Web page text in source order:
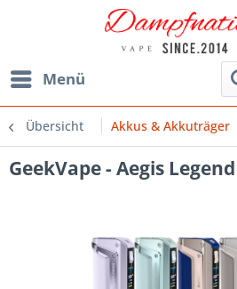
Menü
Übersicht Akkus & Akkuträger
GeekVape - Aegis